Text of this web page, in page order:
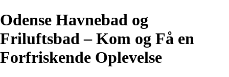
Odense Havnebad og
Friluftsbad – Kom og Få en
Forfriskende Oplevelse